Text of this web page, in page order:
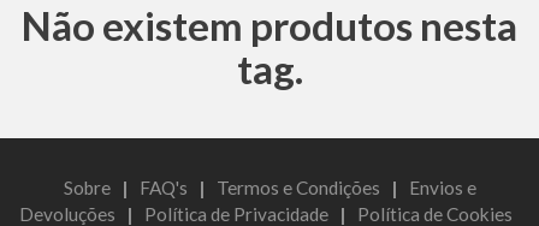
Não existem produtos nesta
tag.
Sobre| FAQ's | Termos e Condições | Envios e
Devoluções | Política de Privacidade | Política de Cookies